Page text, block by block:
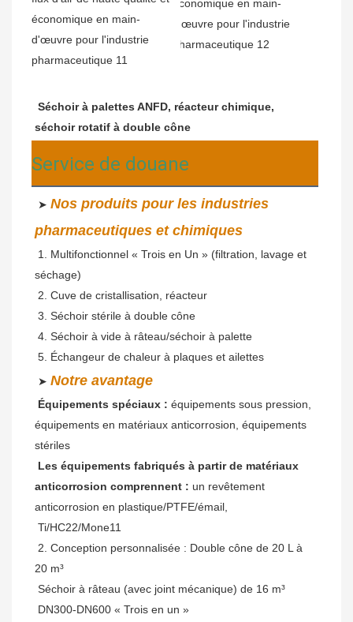
Séchoir à palettes ANFD, réacteur chimique,
séchoir rotatif à double cône
Service de douane
➤ Nos produits pour les industries
pharmaceutiques et chimiques
séchage)
2. Cuve de cristallisation, réacteur
3. Séchoir stérile à double cône
4. Séchoir à vide à râteau/séchoir à palette
5. Échangeur de chaleur à plaques et ailettes
➤ Notre avantage
Équipements spéciaux : équipements sous pression,
équipements en matériaux anticorrosion, équipements
stériles
Les équipements fabriqués à partir de matériaux
anticorrosion comprennent : un revêtement
anticorrosion en plastique/PTFE/émail,
Ti/HC22/Mone11
20 m³
Séchoir à râteau (avec joint mécanique) de 16 m³
DN300-DN600 « Trois en un »